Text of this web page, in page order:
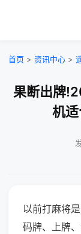
首页 > 资讯中心 >
果断出牌
机
以前打麻将
码牌、上牌